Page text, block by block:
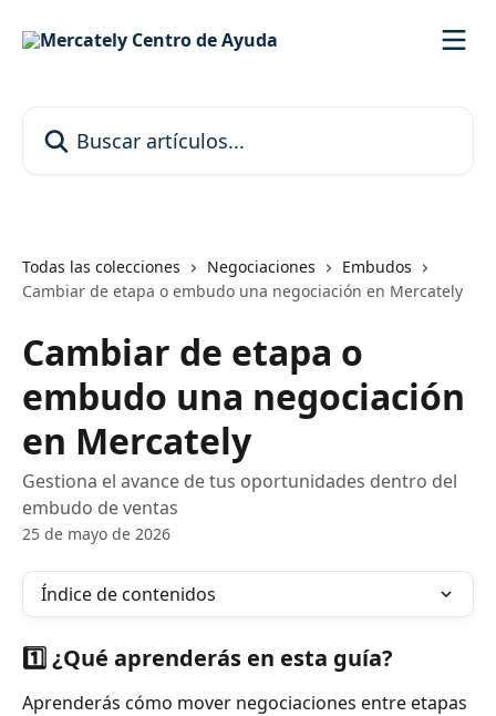
Todas las colecciones Negociaciones
Embudos
Cambiar de etapa o embudo una negociación en Mercately
Cambiar de etapa o
embudo una negociación
en Mercately
Gestiona el avance de tus oportunidades dentro del
embudo de ventas
25 de mayo de 2026
Índice de contenidos
1️⃣ ¿Qué aprenderás en esta guía?
Aprenderás cómo mover negociaciones entre etapas